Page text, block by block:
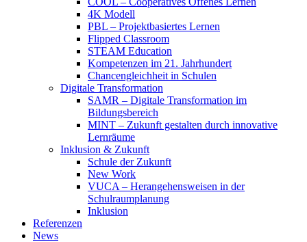
4K Modell
PBL – Projektbasiertes Lernen
Flipped Classroom
STEAM Education
Kompetenzen im 21. Jahrhundert
Chancengleichheit in Schulen
Digitale Transformation
SAMR – Digitale Transformation im
Bildungsbereich
MINT – Zukunft gestalten durch innovative
Lernräume
Inklusion & Zukunft
Schule der Zukunft
New Work
VUCA – Herangehensweisen in der
Schulraumplanung
Inklusion
Referenzen
News